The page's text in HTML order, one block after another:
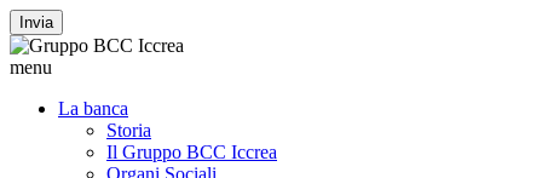
Invia
menu
La banca
Storia
Il Gruppo BCC Iccrea
Organi Sociali